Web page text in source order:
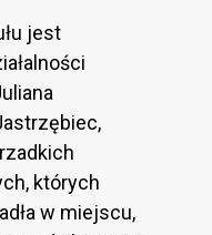
jest
których
w miejscu,